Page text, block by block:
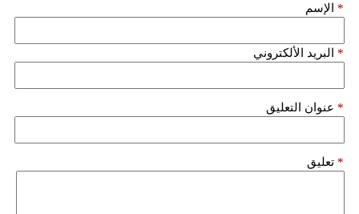
الإسم *
البريد الألكتروني *
عنوان التعليق *
تعليق *